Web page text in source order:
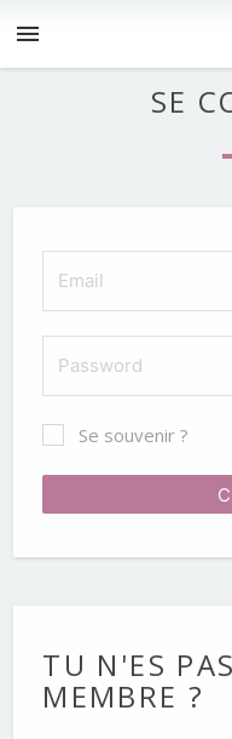
menu
SE
Se souvenir ?
TU N'ES
MEMBRE ?